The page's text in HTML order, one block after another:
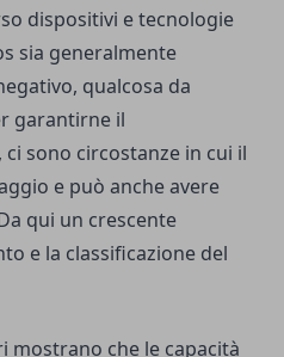
dispositivi e tecnologie
sia generalmente
qualcosa da
garantirne il
sono circostanze in cui il
e può anche avere
qui un crescente
e la classificazione del
mostrano che le capacità